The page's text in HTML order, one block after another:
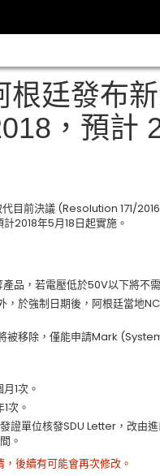
根廷發布
，預計
目前決議 (Resolution 171/
2018年5月18日起實施。
，若電壓低於50V以下將不需
，於強制日期後，阿根廷當地
移除，僅能申請Mark
1次。
次。
證單位核發SDU Letter，改由
。
後續有可能會再次修改。